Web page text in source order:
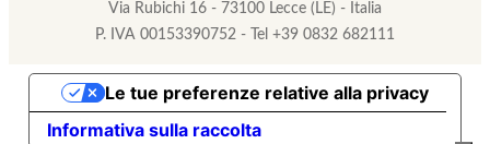
Via Rubichi 16 - 73100 Lecce (LE) - Italia
P. IVA 00153390752 - Tel +39 0832 682111
Informativa sulla raccolta
Le tue preferenze relative alla privacy